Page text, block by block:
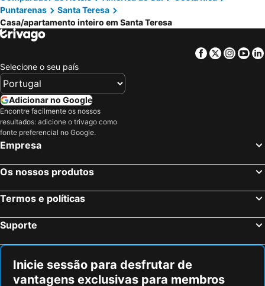
Puntarenas
Santa Teresa
Casa/apartamento inteiro em Santa Teresa
Facebook
Twitter
Selecione o seu país
Adicionar no Google
Encontre facilmente os nossos
resultados: adicione o trivago como
fonte preferencial no Google.
Empresa
Os nossos produtos
Termos e políticas
Suporte
Inicie sessão para desfrutar de
vantagens exclusivas para membros